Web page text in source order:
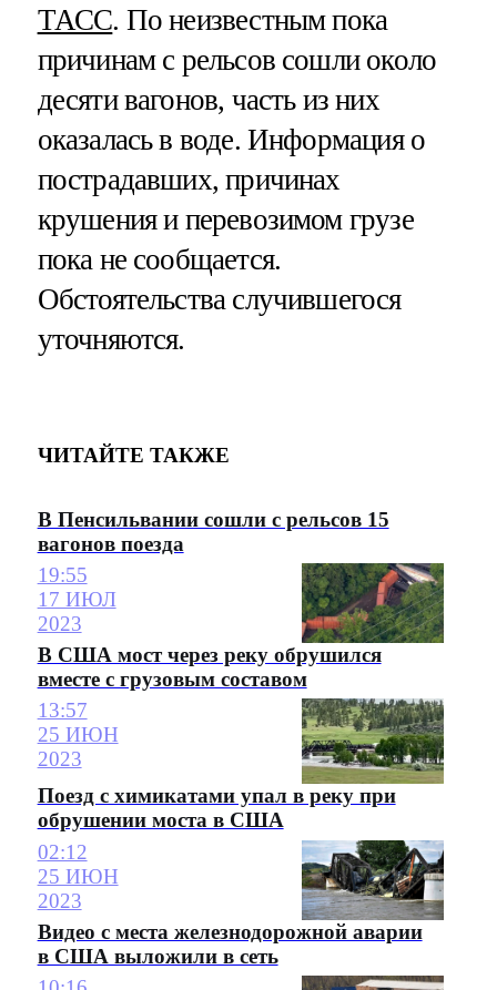
ТАСС. По неизвестным пока
причинам с рельсов сошли около
десяти вагонов, часть из них
оказалась в воде. Информация о
пострадавших, причинах
крушения и перевозимом грузе
пока не сообщается.
Обстоятельства случившегося
уточняются.
ЧИТАЙТЕ ТАКЖЕ
В Пенсильвании сошли с рельсов 15
вагонов поезда
19:55
17 ИЮЛ
2023
В США мост через реку обрушился
вместе с грузовым составом
13:57
25 ИЮН
2023
Поезд с химикатами упал в реку при
обрушении моста в США
02:12
25 ИЮН
2023
Видео с места железнодорожной аварии
в США выложили в сеть